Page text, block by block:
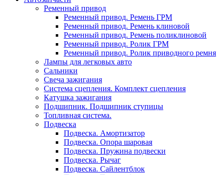
Ременный привод
Ременный привод. Ремень ГРМ
Ременный привод. Ремень клиновой
Ременный привод. Ремень поликлиновой
Ременный привод. Ролик ГРМ
Ременный привод. Ролик приводного ремня
Лампы для легковых авто
Сальники
Свеча зажигания
Система сцепления. Комплект сцепления
Катушка зажигания
Подшипник. Подшипник ступицы
Топливная система.
Подвеска
Подвеска. Амортизатор
Подвеска. Опора шаровая
Подвеска. Пружина подвески
Подвеска. Рычаг
Подвеска. Сайлентблок